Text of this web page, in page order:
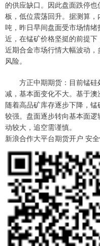
的供应缺口。因此盘面跌停
板，低位震荡回升。据测算
吨，昨日早间盘面受市场情
近，在锰矿价格坚挺的前提
近期合金市场行情大幅波动
风险。
方正中期期货：目前锰硅
减，基本面变化不大。基于
随着高品矿库存逐步下降，
较强。盘面逐步转向基本面
动较大，追空需谨慎。
新浪合作大平台期货开户 安